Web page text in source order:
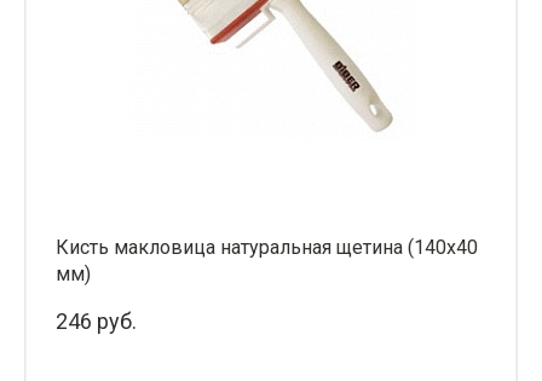
Кисть макловица натуральная щетина (140х40
мм)
246 руб.